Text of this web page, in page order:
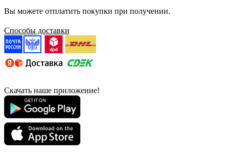
Вы можете отплатить покупки при получении.
Способы доставки
Скачать наше приложение!